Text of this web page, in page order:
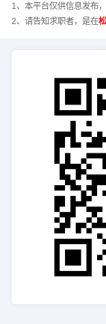
1、本平台仅供信息发布
2、请告知求职者，是在